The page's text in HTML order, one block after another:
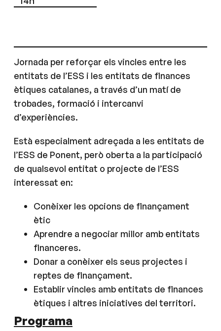
Jornada per reforçar els vincles entre les
entitats de l’ESS i les entitats de finances
ètiques catalanes, a través d’un matí de
trobades, formació i intercanvi
d’experiències.
Està especialment adreçada a les entitats de
l’ESS de Ponent, però oberta a la participació
de qualsevol entitat o projecte de l’ESS
interessat en:
Conèixer les opcions de finançament
ètic
Aprendre a negociar millor amb entitats
financeres.
Donar a conèixer els seus projectes i
reptes de finançament.
Establir vincles amb entitats de finances
ètiques i altres iniciatives del territori.
Programa